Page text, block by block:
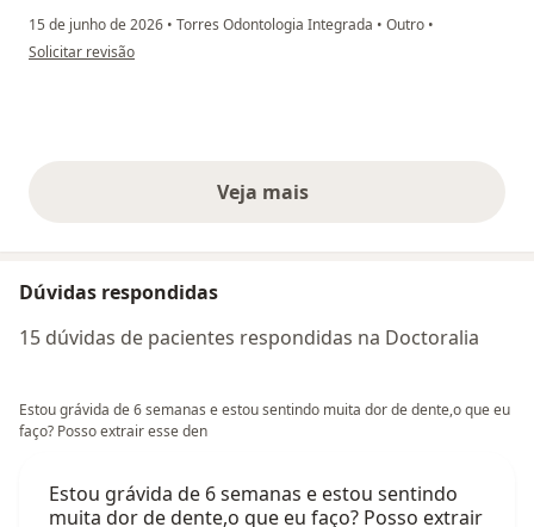
15 de junho de 2026 • Torres Odontologia Integrada • Outro •
na opinião do utilizador Maria Luiza Motta
Solicitar revisão
Veja maisopiniões acima
Dúvidas respondidas
15 dúvidas de pacientes respondidas na Doctoralia
Estou grávida de 6 semanas e estou sentindo muita dor de dente,o que eu
faço? Posso extrair esse den
Estou grávida de 6 semanas e estou sentindo
muita dor de dente,o que eu faço? Posso extrair